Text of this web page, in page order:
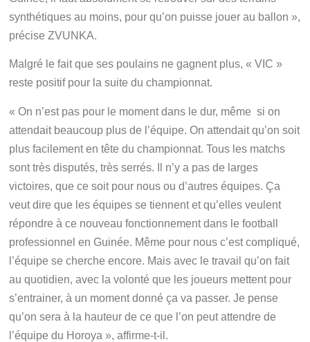
synthétiques au moins, pour qu’on puisse jouer au ballon »,
précise ZVUNKA.
Malgré le fait que ses poulains ne gagnent plus, « VIC »
reste positif pour la suite du championnat.
« On n’est pas pour le moment dans le dur, même si on
attendait beaucoup plus de l’équipe. On attendait qu’on soit
plus facilement en tête du championnat. Tous les matchs
sont très disputés, très serrés. Il n’y a pas de larges
victoires, que ce soit pour nous ou d’autres équipes. Ça
veut dire que les équipes se tiennent et qu’elles veulent
répondre à ce nouveau fonctionnement dans le football
professionnel en Guinée. Même pour nous c’est compliqué,
l’équipe se cherche encore. Mais avec le travail qu’on fait
au quotidien, avec la volonté que les joueurs mettent pour
s’entrainer, à un moment donné ça va passer. Je pense
qu’on sera à la hauteur de ce que l’on peut attendre de
l’équipe du Horoya », affirme-t-il.